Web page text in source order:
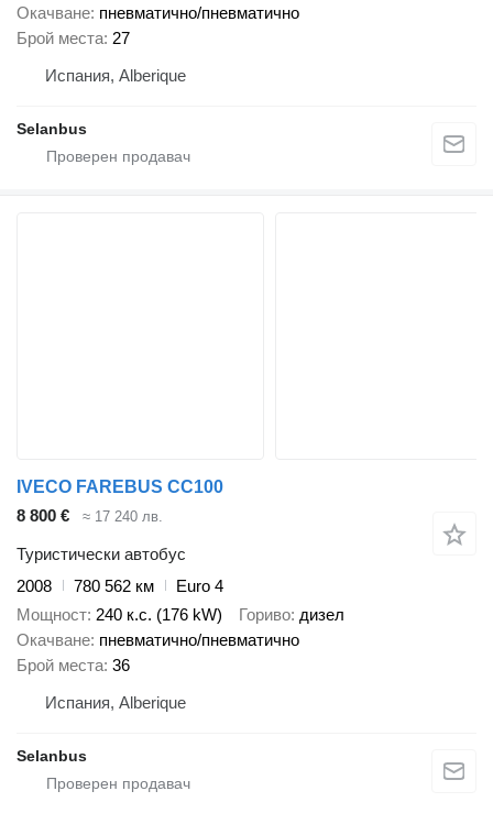
Окачване пневматично/пневматично
Брой места 27
Испания, Alberique
Selanbus
IVECO FAREBUS CC100
8 800 €
≈ 17 240 лв.
Туристически автобус
2008
780 562 км
Euro 4
Мощност 240 к.с. (176 kW) Гориво дизел
Окачване пневматично/пневматично
Брой места 36
Испания, Alberique
Selanbus